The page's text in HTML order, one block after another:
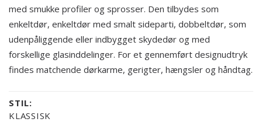
med smukke profiler og sprosser. Den tilbydes som
enkeltdør, enkeltdør med smalt sideparti, dobbeltdør, som
udenpåliggende eller indbygget skydedør og med
forskellige glasinddelinger. For et gennemført designudtryk
findes matchende dørkarme, gerigter, hængsler og håndtag.
STIL:
KLASSISK